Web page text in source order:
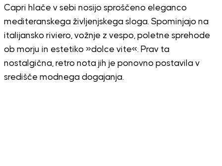
Capri hlače v sebi nosijo sproščeno eleganco
mediteranskega življenjskega sloga. Spominjajo na
italijansko riviero, vožnje z vespo, poletne sprehode
ob morju in estetiko »dolce vite«. Prav ta
nostalgična, retro nota jih je ponovno postavila v
središče modnega dogajanja.